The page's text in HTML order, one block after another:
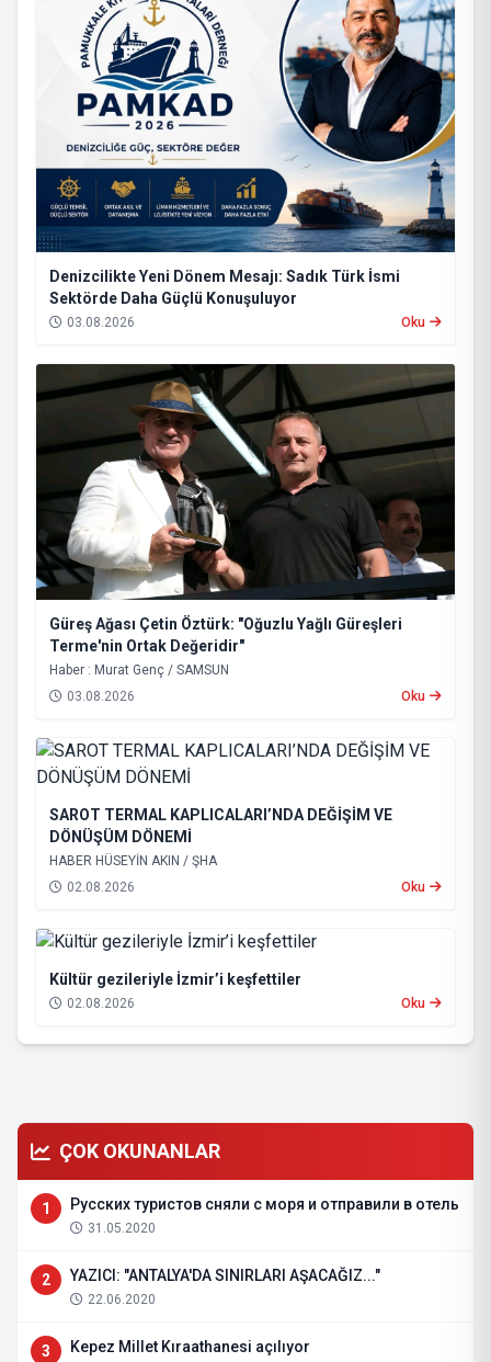
Denizcilikte Yeni Dönem Mesajı: Sadık Türk İsmi
Sektörde Daha Güçlü Konuşuluyor
03.08.2026 Oku
Güreş Ağası Çetin Öztürk: "Oğuzlu Yağlı Güreşleri
Terme'nin Ortak Değeridir"
Haber : Murat Genç / SAMSUN
03.08.2026
Oku
SAROT TERMAL KAPLICALARI’NDA DEĞİŞİM VE
DÖNÜŞÜM DÖNEMİ
HABER HÜSEYİN AKIN / ŞHA
02.08.2026
Oku
Kültür gezileriyle İzmir’i keşfettiler
02.08.2026 Oku
ÇOK OKUNANLAR
1 Русских туристов сняли с моря и отправили в отель
31.05.2020
2 YAZICI: "ANTALYA'DA SINIRLARI AŞACAĞIZ..."
22.06.2020
3 Kepez Millet Kıraathanesi açılıyor